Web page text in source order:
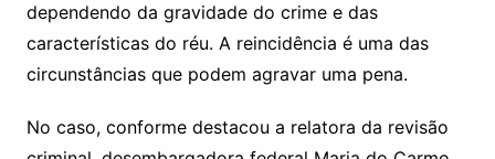
dependendo da gravidade do crime e das
características do réu. A reincidência é uma das
circunstâncias que podem agravar uma pena.
No caso, conforme destacou a relatora da revisão